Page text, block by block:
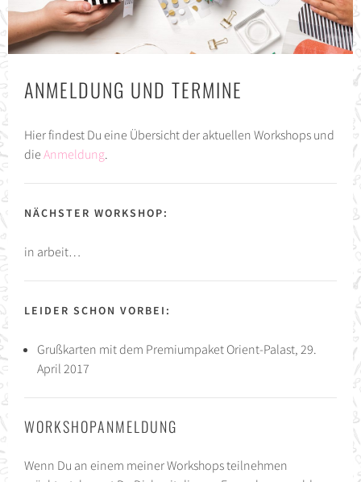
ANMELDUNG UND TERMINE
Hier findest Du eine Übersicht der aktuellen Workshops und
dieAnmeldung.
NÄCHSTER WORKSHOP:
in arbeit…
LEIDER SCHON VORBEI:
Grußkarten mit dem Premiumpaket Orient-Palast, 29.
April 2017
WORKSHOPANMELDUNG
Wenn Du an einem meiner Workshops teilnehmen